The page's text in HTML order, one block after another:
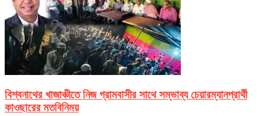
বিশ্বনাথের খাজাঞ্চীতে নিজ গ্রামবাসীর সাথে সম্ভাব্য চেয়ারম্যানপ্রার্থী
কাওছারের মতবিনিময়